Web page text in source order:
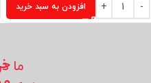
افزودن به سبد خرید
ما